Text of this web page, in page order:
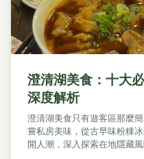
澄清湖美食：十大
深度解析
澄清湖美食只有遊客區那麼
嘗私房美味，從古早味粉粿
開人潮，深入探索在地隱藏風